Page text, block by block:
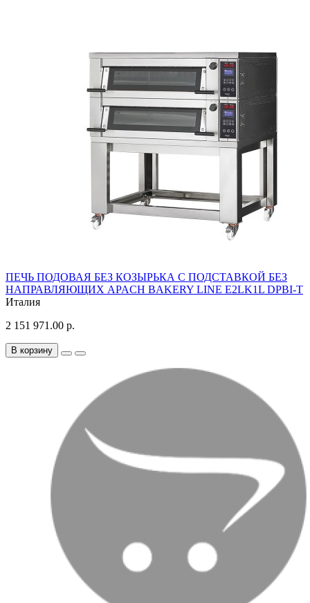
ПЕЧЬ ПОДОВАЯ БЕЗ КОЗЫРЬКА С ПОДСТАВКОЙ БЕЗ
НАПРАВЛЯЮЩИХ APACH BAKERY LINE E2LK1L DPBI-T
Италия
2 151 971.00 р.
В корзину